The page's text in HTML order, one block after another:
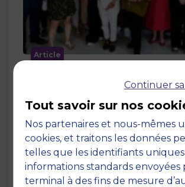
Article
de l’Économie Numérique
engagement au service de
l’innovation en occitanie
12 juin 2026
La semaine dernière, le campus
School of Business a ouvert ses
jurys des Trophées …
Continuer
Tout savoir sur nos
Nos partenaires et nous-mêmes
cookies, et traitons les données
telles que les identifiants
informations standards envoyées
terminal à des fins de mesure